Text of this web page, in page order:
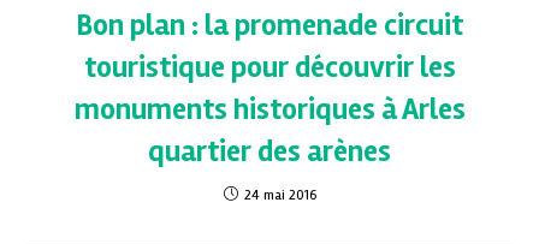
Bon plan : la promenade circuit
touristique pour découvrir les
monuments historiques à Arles
quartier des arènes
24 mai 2016